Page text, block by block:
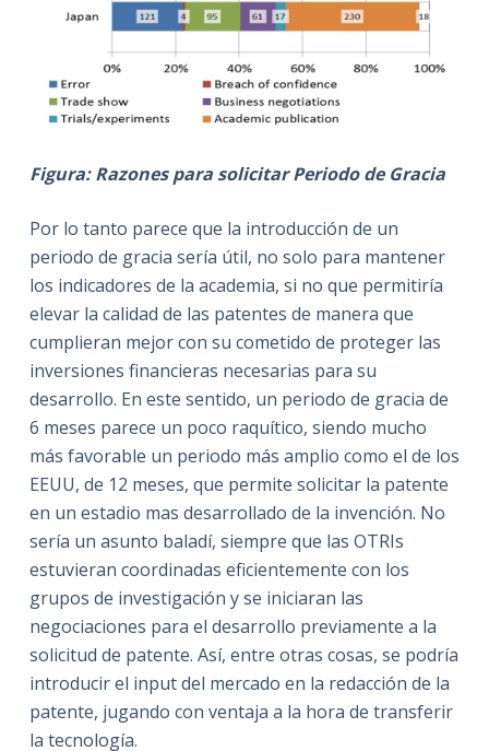
Figura: Razones para solicitar Periodo de Gracia
Por lo tanto parece que la introducción de un
periodo de gracia sería útil, no solo para mantener
los indicadores de la academia, si no que permitiría
elevar la calidad de las patentes de manera que
cumplieran mejor con su cometido de proteger las
inversiones financieras necesarias para su
desarrollo. En este sentido, un periodo de gracia de
6 meses parece un poco raquítico, siendo mucho
más favorable un periodo más amplio como el de los
EEUU, de 12 meses, que permite solicitar la patente
en un estadio mas desarrollado de la invención. No
sería un asunto baladí, siempre que las OTRIs
estuvieran coordinadas eficientemente con los
grupos de investigación y se iniciaran las
negociaciones para el desarrollo previamente a la
solicitud de patente. Así, entre otras cosas, se podría
introducir el input del mercado en la redacción de la
patente, jugando con ventaja a la hora de transferir
la tecnología.